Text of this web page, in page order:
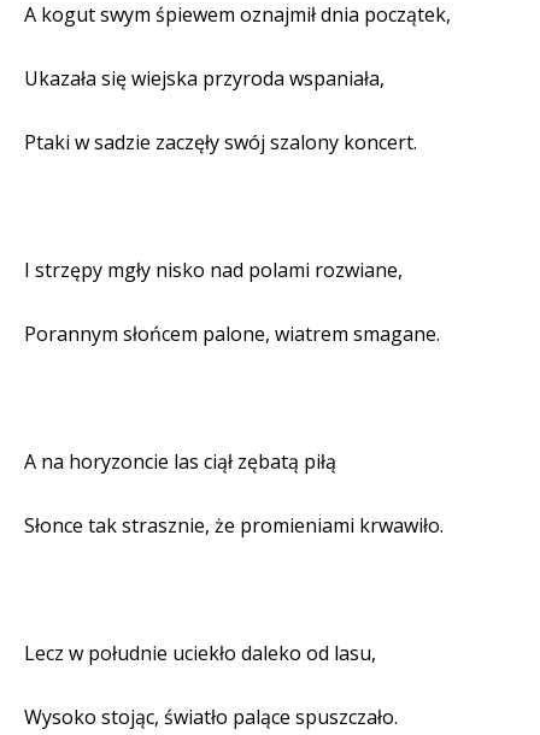
A kogut swym śpiewem oznajmił dnia początek,
Ukazała się wiejska przyroda wspaniała,
Ptaki w sadzie zaczęły swój szalony koncert.
I strzępy mgły nisko nad polami rozwiane,
Porannym słońcem palone, wiatrem smagane.
A na horyzoncie las ciął zębatą piłą
Słonce tak strasznie, że promieniami krwawiło.
Lecz w południe uciekło daleko od lasu,
Wysoko stojąc, światło palące spuszczało.